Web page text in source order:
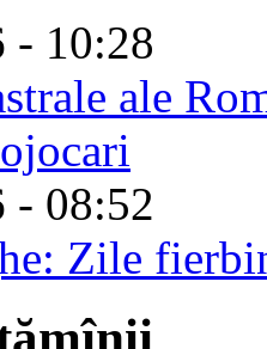
- 10:28
ale
- 08:52
Zile